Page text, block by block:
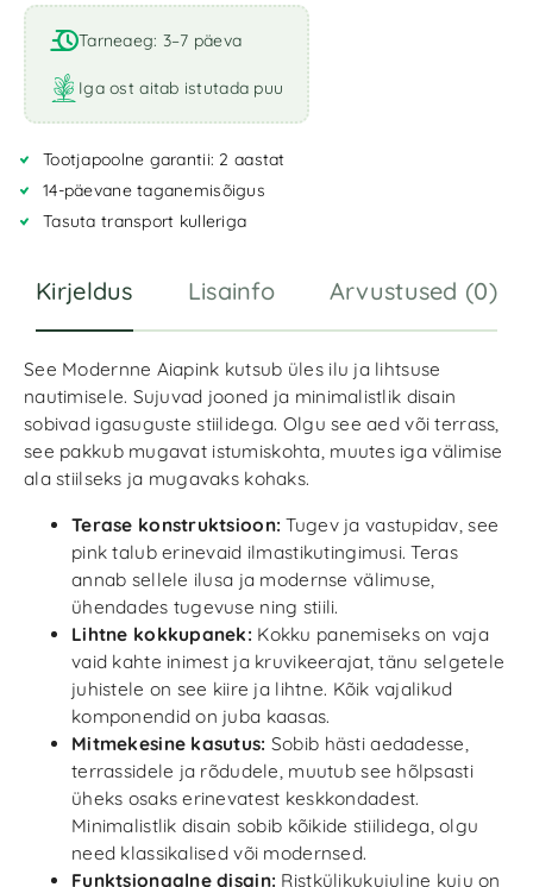
l
t
e
r
n
t
i
Tarneaeg: 3–7 päeva
Iga ost aitab istutada puu
Tootjapoolne garantii: 2 aastat
14-päevane taganemisõigus
Tasuta transport kulleriga
Kirjeldus Lisainfo Arvustused (0)
See Modernne Aiapink kutsub üles ilu ja lihtsuse
nautimisele. Sujuvad jooned ja minimalistlik disain
sobivad igasuguste stiilidega. Olgu see aed või terrass,
see pakkub mugavat istumiskohta, muutes iga välimise
ala stiilseks ja mugavaks kohaks.
Terase konstruktsioon: Tugev ja vastupidav, see
pink talub erinevaid ilmastikutingimusi. Teras
annab sellele ilusa ja modernse välimuse,
ühendades tugevuse ning stiili.
Lihtne kokkupanek: Kokku panemiseks on vaja
vaid kahte inimest ja kruvikeerajat, tänu selgetele
juhistele on see kiire ja lihtne. Kõik vajalikud
komponendid on juba kaasas.
Mitmekesine kasutus: Sobib hästi aedadesse,
terrassidele ja rõdudele, muutub see hõlpsasti
üheks osaks erinevatest keskkondadest.
Minimalistlik disain sobib kõikide stiilidega, olgu
need klassikalised või modernsed.
Funktsionaalne disain: Ristkülikukujuline kuju on